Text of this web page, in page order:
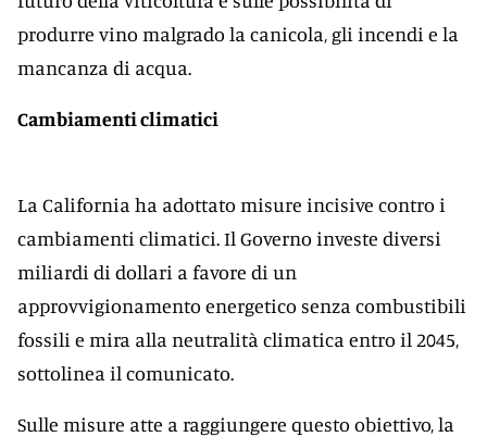
produrre vino malgrado la canicola, gli incendi e la
mancanza di acqua.
Cambiamenti climatici
La California ha adottato misure incisive contro i
cambiamenti climatici. Il Governo investe diversi
miliardi di dollari a favore di un
approvvigionamento energetico senza combustibili
fossili e mira alla neutralità climatica entro il 2045,
sottolinea il comunicato.
Sulle misure atte a raggiungere questo obiettivo, la